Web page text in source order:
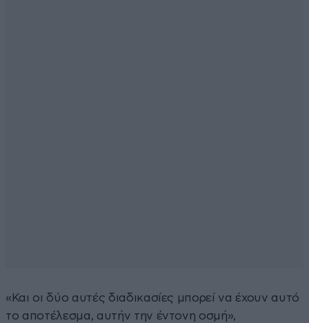
«Και οι δύο αυτές διαδικασίες μπορεί να έχουν αυτό
το αποτέλεσμα, αυτήν την έντονη οσμή»,